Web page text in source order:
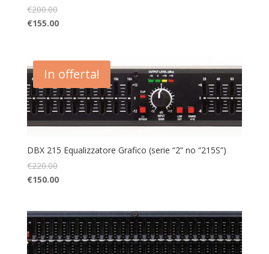
€200.00
€155.00
In offerta!
DBX 215 Equalizzatore Grafico (serie “2” no “215S”)
€220.00
€150.00